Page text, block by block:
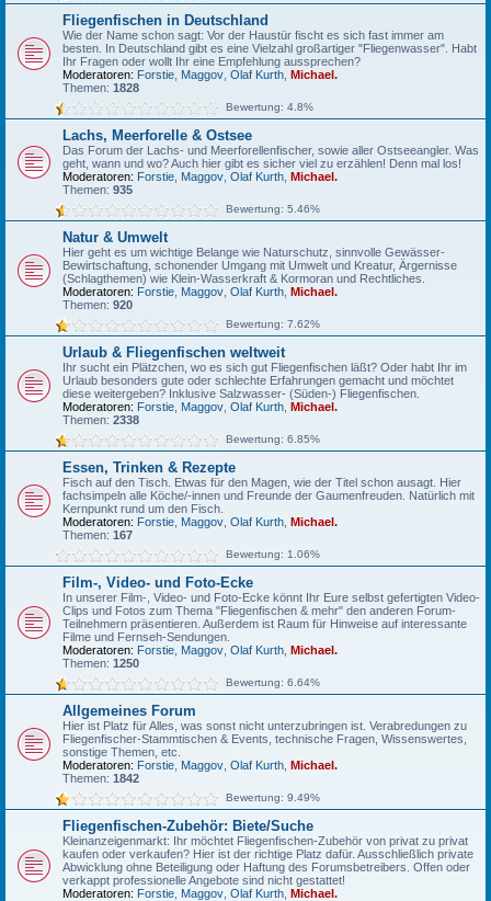
Fliegenfischen in Deutschland
Wie der Name schon sagt: Vor der Haustür fischt es sich fast immer am
besten. In Deutschland gibt es eine Vielzahl großartiger "Fliegenwasser". Habt
Ihr Fragen oder wollt Ihr eine Empfehlung aussprechen?
Moderatoren: Forstie Maggov Olaf Kurth
Michael.
Themen: 1828
Bewertung: 4.8%
Lachs, Meerforelle & Ostsee
Das Forum der Lachs- und Meerforellenfischer, sowie aller Ostseeangler. Was
geht, wann und wo? Auch hier gibt es sicher viel zu erzählen! Denn mal los!
Moderatoren: Forstie Maggov Olaf Kurth
Michael.
Themen: 935
Bewertung: 5.46%
Natur & Umwelt
Hier geht es um wichtige Belange wie Naturschutz, sinnvolle Gewässer-
Bewirtschaftung, schonender Umgang mit Umwelt und Kreatur, Ärgernisse
(Schlagthemen) wie Klein-Wasserkraft & Kormoran und Rechtliches.
Moderatoren: Forstie Maggov Olaf Kurth
Michael.
Themen: 920
Bewertung: 7.62%
Urlaub & Fliegenfischen weltweit
Ihr sucht ein Plätzchen, wo es sich gut Fliegenfischen läßt? Oder habt Ihr im
Urlaub besonders gute oder schlechte Erfahrungen gemacht und möchtet
diese weitergeben? Inklusive Salzwasser- (Süden-) Fliegenfischen.
Moderatoren: Forstie Maggov Olaf Kurth
Michael.
Themen: 2338
Bewertung: 6.85%
Essen, Trinken & Rezepte
Fisch auf den Tisch. Etwas für den Magen, wie der Titel schon ausagt. Hier
fachsimpeln alle Köche/-innen und Freunde der Gaumenfreuden. Natürlich mit
Kernpunkt rund um den Fisch.
Moderatoren: Forstie Maggov Olaf Kurth
Michael.
Themen: 167
Bewertung: 1.06%
Film-, Video- und Foto-Ecke
In unserer Film-, Video- und Foto-Ecke könnt Ihr Eure selbst gefertigten Video-
Clips und Fotos zum Thema "Fliegenfischen & mehr" den anderen Forum-
Teilnehmern präsentieren. Außerdem ist Raum für Hinweise auf interessante
Filme und Fernseh-Sendungen.
Moderatoren: Forstie Maggov Olaf Kurth
Michael.
Themen: 1250
Bewertung: 6.64%
Allgemeines Forum
Hier ist Platz für Alles, was sonst nicht unterzubringen ist. Verabredungen zu
Fliegenfischer-Stammtischen & Events, technische Fragen, Wissenswertes,
sonstige Themen, etc.
Moderatoren: Forstie Maggov Olaf Kurth
Michael.
Themen: 1842
Bewertung: 9.49%
Fliegenfischen-Zubehör: Biete/Suche
Kleinanzeigenmarkt: Ihr möchtet Fliegenfischen-Zubehör von privat zu privat
kaufen oder verkaufen? Hier ist der richtige Platz dafür. Ausschließlich private
Abwicklung ohne Beteiligung oder Haftung des Forumsbetreibers. Offen oder
verkappt professionelle Angebote sind nicht gestattet!
Moderatoren: Forstie Maggov Olaf Kurth
Michael.